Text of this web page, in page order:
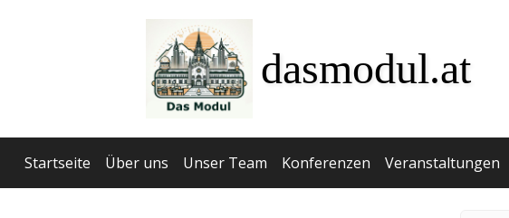
dasmodul.at
Startseite Über uns Unser Team Konferenzen Veranstaltungen